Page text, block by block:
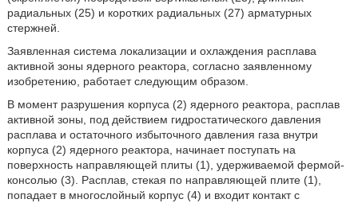
радиальных (25) и коротких радиальных (27) арматурных
стержней.
Заявленная система локализации и охлаждения расплава
активной зоны ядерного реактора, согласно заявленному
изобретению, работает следующим образом.
В момент разрушения корпуса (2) ядерного реактора, расплав
активной зоны, под действием гидростатического давления
расплава и остаточного избыточного давления газа внутри
корпуса (2) ядерного реактора, начинает поступать на
поверхность направляющей плиты (1), удерживаемой фермой-
консолью (3). Расплав, стекая по направляющей плите (1),
попадает в многослойный корпус (4) и входит контакт с